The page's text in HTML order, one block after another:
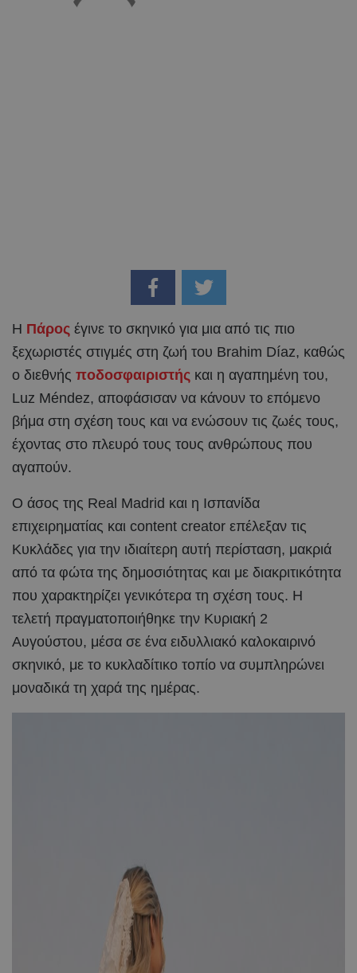
Η Πάρος έγινε το σκηνικό για μια από τις πιο
ξεχωριστές στιγμές στη ζωή του Brahim Díaz, καθώς
ο διεθνής ποδοσφαιριστής και η αγαπημένη του,
Luz Méndez, αποφάσισαν να κάνουν το επόμενο
βήμα στη σχέση τους και να ενώσουν τις ζωές τους,
έχοντας στο πλευρό τους τους ανθρώπους που
αγαπούν.
Ο άσος της Real Madrid και η Ισπανίδα
επιχειρηματίας και content creator επέλεξαν τις
Κυκλάδες για την ιδιαίτερη αυτή περίσταση, μακριά
από τα φώτα της δημοσιότητας και με διακριτικότητα
που χαρακτηρίζει γενικότερα τη σχέση τους. Η
τελετή πραγματοποιήθηκε την Κυριακή 2
Αυγούστου, μέσα σε ένα ειδυλλιακό καλοκαιρινό
σκηνικό, με το κυκλαδίτικο τοπίο να συμπληρώνει
μοναδικά τη χαρά της ημέρας.